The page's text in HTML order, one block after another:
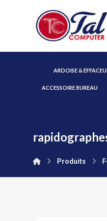
ARDOISE &
ACCESSOIRE BUREAU
Produits